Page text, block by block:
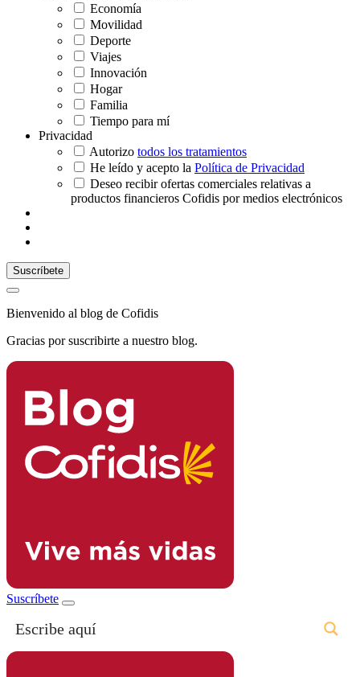
Economía
Movilidad
Deporte
Viajes
Innovación
Hogar
Familia
Tiempo para mí
Privacidad
Autorizo todos los tratamientos
He leído y acepto la Política de Privacidad
Deseo recibir ofertas comerciales relativas a
productos financieros Cofidis por medios electrónicos
Bienvenido al blog de Cofidis
Gracias por suscribirte a nuestro blog.
Suscríbete